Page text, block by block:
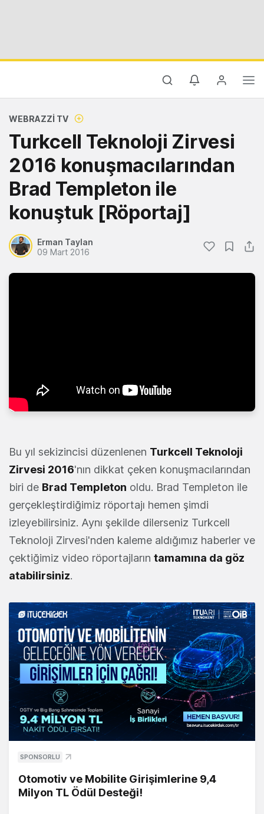
WEBRAZZI TV
Turkcell Teknoloji Zirvesi
2016 konuşmacılarından
Brad Templeton ile
konuştuk [Röportaj]
Erman Taylan
09 Mart 2016
Bu yıl sekizincisi düzenlenen Turkcell Teknoloji
Zirvesi 2016'nın dikkat çeken konuşmacılarından
biri de Brad Templeton oldu. Brad Templeton ile
gerçekleştirdiğimiz röportajı hemen şimdi
izleyebilirsiniz. Aynı şekilde dilerseniz Turkcell
Teknoloji Zirvesi'nden kaleme aldığımız haberler ve
çektiğimiz video röportajların tamamına da göz
atabilirsiniz.
SPONSORLU
Otomotiv ve Mobilite Girişimlerine 9,4
Milyon TL Ödül Desteği!